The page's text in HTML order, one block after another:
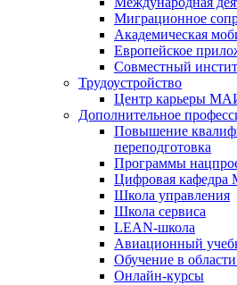
Миграционное
Академическая
Европейское
Совместный
Трудоустройство
Центр карьеры
Дополнительное
Повышение
переподготовка
Программы
Цифровая
Школа управления
Школа сервиса
LEAN-школа
Авиационный
Обучение в
Онлайн-курсы